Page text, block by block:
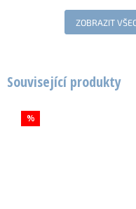
Související produkty
%
ZOBRAZIT